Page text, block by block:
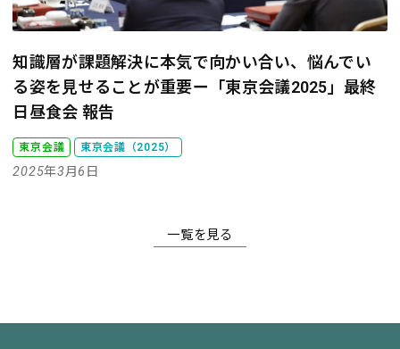
知識層が課題解決に本気で向かい合い、悩んでい
る姿を見せることが重要ー「東京会議2025」最終
日昼食会 報告
東京会議 東京会議（2025）
2025年3月6日
一覧を見る